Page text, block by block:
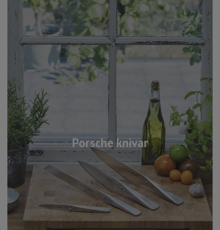
Porsche knivar